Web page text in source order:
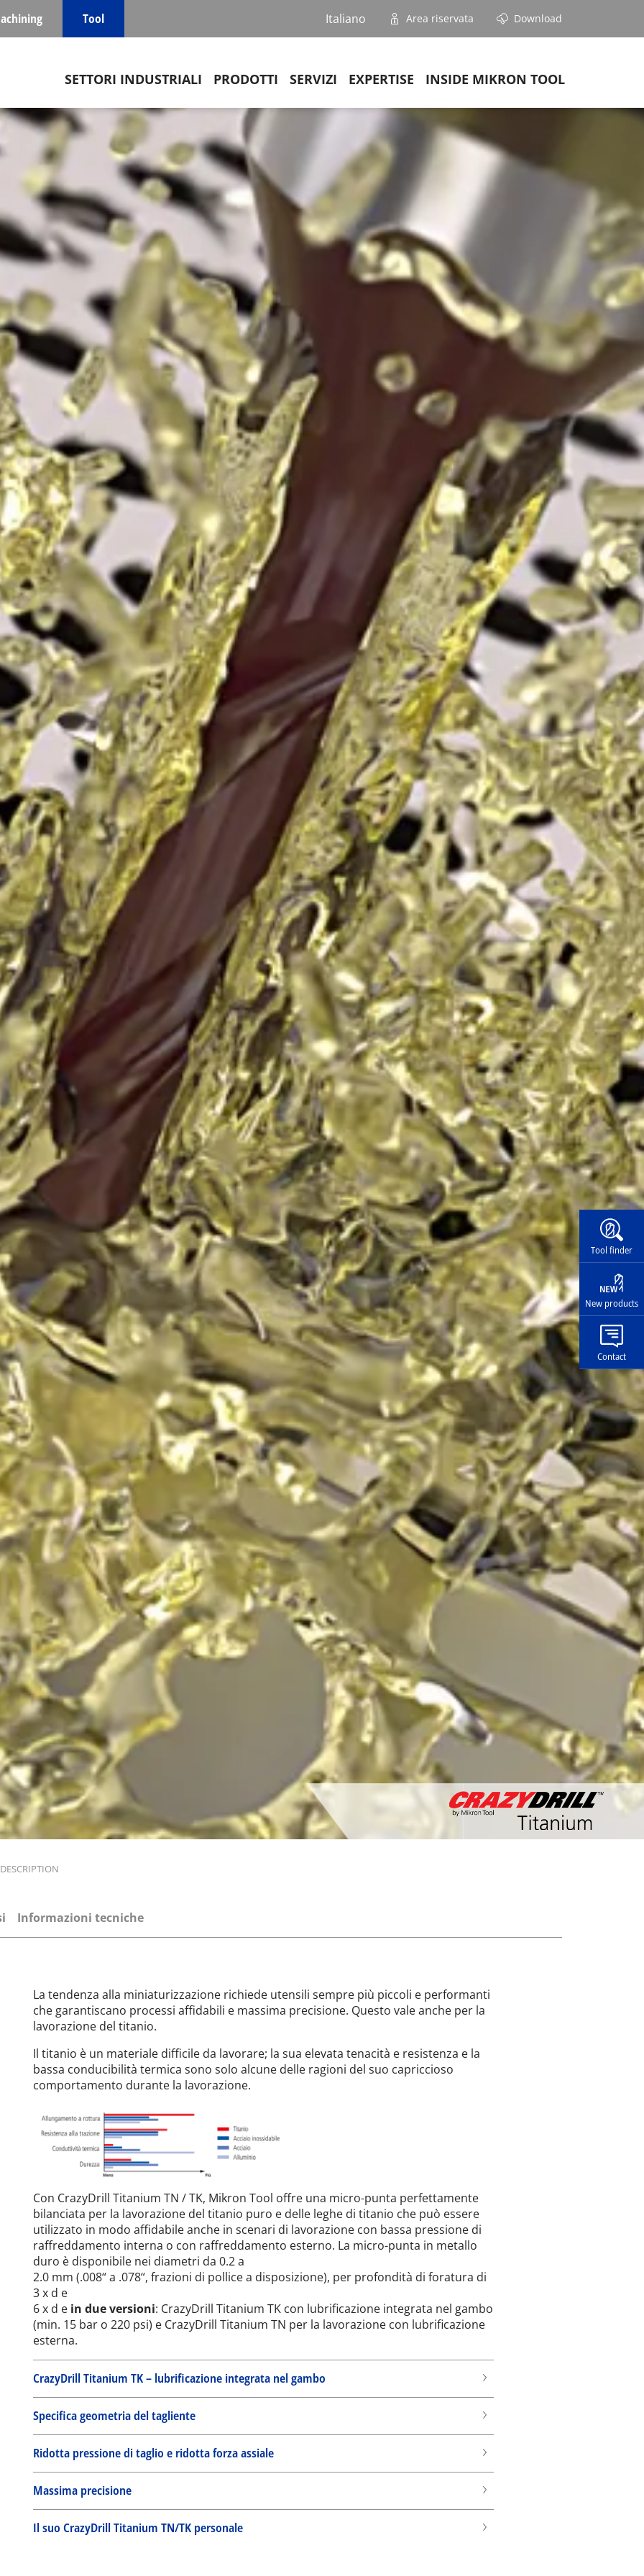
Tool finder
New products
Contact
Tool Italiano Area riservata Download
Main navigation
SETTORI INDUSTRIALI PRODOTTI SERVIZI EXPERTISE INSIDE MIKRON TOOL
DESCRIPTION
Informazioni tecniche
La tendenza alla miniaturizzazione richiede utensili sempre più piccoli e performanti
che garantiscano processi affidabili e massima precisione. Questo vale anche per la
lavorazione del titanio.
Il titanio è un materiale difficile da lavorare; la sua elevata tenacità e resistenza e la
bassa conducibilità termica sono solo alcune delle ragioni del suo capriccioso
comportamento durante la lavorazione.
Con CrazyDrill Titanium TN / TK, Mikron Tool offre una micro-punta perfettamente
bilanciata per la lavorazione del titanio puro e delle leghe di titanio che può essere
utilizzato in modo affidabile anche in scenari di lavorazione con bassa pressione di
raffreddamento interna o con raffreddamento esterno. La micro-punta in metallo
duro è disponibile nei diametri da 0.2 a
2.0 mm (.008“ a .078“, frazioni di pollice a disposizione), per profondità di foratura di
3 x d e
6 x d e in due versioni: CrazyDrill Titanium TK con lubrificazione integrata nel gambo
(min. 15 bar o 220 psi) e CrazyDrill Titanium TN per la lavorazione con lubrificazione
esterna.
CrazyDrill Titanium TK – lubrificazione integrata nel gambo
Specifica geometria del tagliente
Ridotta pressione di taglio e ridotta forza assiale
Massima precisione
Il suo CrazyDrill Titanium TN/TK personale